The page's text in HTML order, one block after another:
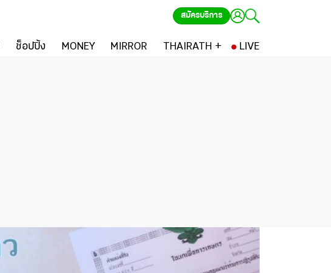
สมัครบริการ
ช็อปปิ้ง MONEY MIRROR THAIRATH + LIVE